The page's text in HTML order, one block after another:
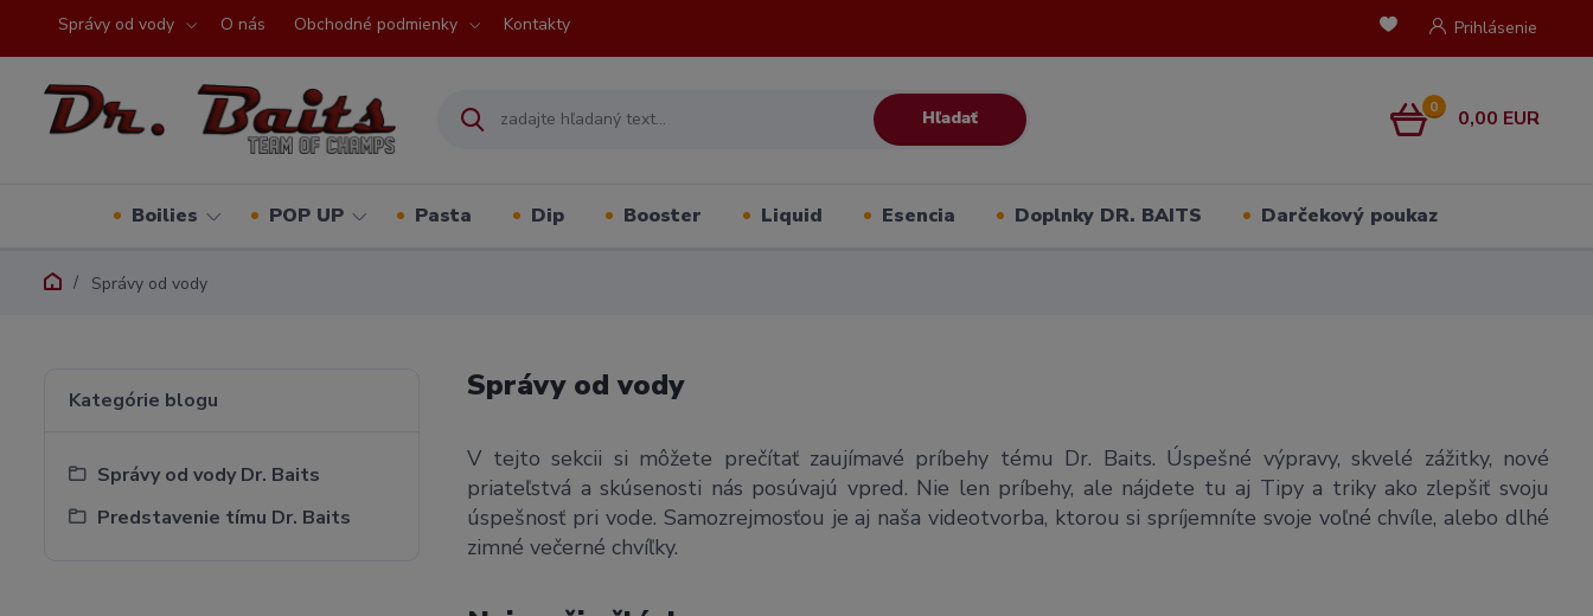
Správy od vody O nás Obchodné podmienky Kontakty Prihlásenie
Hľadať 0 0,00 EUR
Boilies POP UP Pasta Dip Booster Liquid Esencia Doplnky DR. BAITS Darčekový poukaz
Správy od vody
Kategórie blogu
Správy od vody Dr. Baits
Predstavenie tímu Dr. Baits
Správy od vody
V tejto sekcii si môžete prečítať zaujímavé príbehy tému Dr. Baits. Úspešné výpravy, skvelé zážitky, nové
priateľstvá a skúsenosti nás posúvajú vpred. Nie len príbehy, ale nájdete tu aj Tipy a triky ako zlepšiť svoju
úspešnosť pri vode. Samozrejmosťou je aj naša videotvorba, ktorou si spríjemníte svoje voľné chvíle, alebo dlhé
zimné večerné chvíľky.